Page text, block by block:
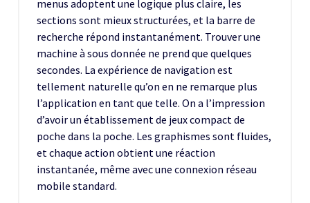
menus adoptent une logique plus claire, les
sections sont mieux structurées, et la barre de
recherche répond instantanément. Trouver une
machine à sous donnée ne prend que quelques
secondes. La expérience de navigation est
tellement naturelle qu’on en ne remarque plus
l’application en tant que telle. On a l’impression
d’avoir un établissement de jeux compact de
poche dans la poche. Les graphismes sont fluides,
et chaque action obtient une réaction
instantanée, même avec une connexion réseau
mobile standard.